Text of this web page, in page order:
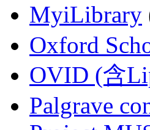
MyiLibrary
Oxford
OVID (含
Palgrave